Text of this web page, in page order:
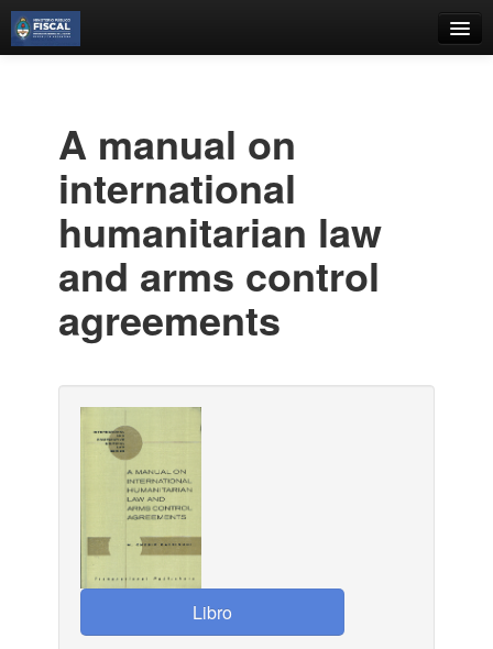
Estantes Virtuales
Contacto
Iniciar sesión
A manual on
international
humanitarian law
and arms control
agreements